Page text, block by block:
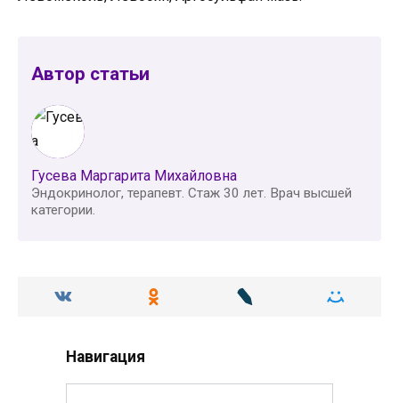
Автор статьи
Гусева Маргарита Михайловна
Эндокринолог, терапевт. Стаж 30 лет. Врач высшей
категории.
Навигация